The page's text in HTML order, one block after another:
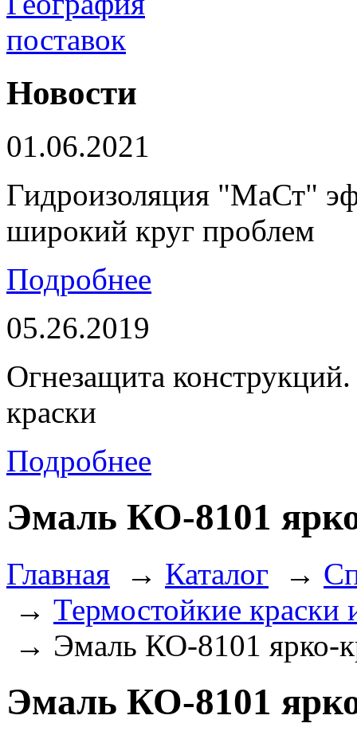
Новости
01.06.2021
Гидроизоляция "МаСт"
широкий круг проблем
Подробнее
05.26.2019
Огнезащита
краски
Подробнее
Эмаль КО-8101
Главная → Каталог →
→ Термостойкие краски
→ Эмаль КО-8101 ярко-
Эмаль КО-8101